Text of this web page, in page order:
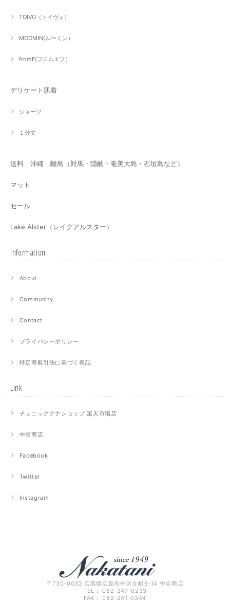
TOIVO（トイヴォ）
MOOMIN(ムーミン）
fromF(フロムエフ）
デリケート肌着
ショーツ
１分丈
送料 沖縄 離島（対馬・隠岐・奄美大島・石垣島など）
マット
セール
Lake Alster（レイクアルスター）
Information
About
Community
Contact
プライバシーポリシー
特定商取引法に基づく表記
Link
チュニックナナショップ 楽天市場店
中谷商店
Facebook
Twitter
Instagram
〒730-0032 広島県広島市中区立町6-14 中谷商店
TEL： 082-247-0233
FAX： 082-241-0344